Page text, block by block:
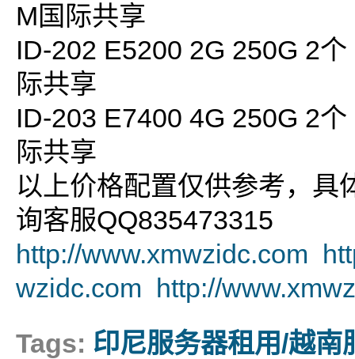
M国际共享
ID-202 E5200 2G 250G 2
际共享
ID-203 E7400 4G 250G 2
际共享
以上价格配置仅供参考，具
询客服QQ835473315
http://www.xmwzidc.com
wzidc.com http://
Tags: 印尼服务器租用/越南